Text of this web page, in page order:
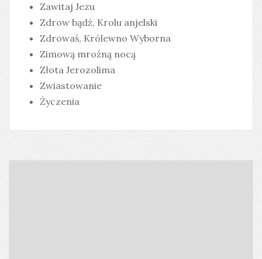
Zawitaj Jezu
Zdrow bądź, Krolu anjelski
Zdrowaś, Królewno Wyborna
Zimową mroźną nocą
Złota Jerozolima
Zwiastowanie
Życzenia